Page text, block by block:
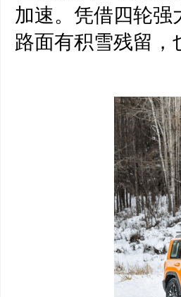
加速。凭借四轮强
路面有积雪残留